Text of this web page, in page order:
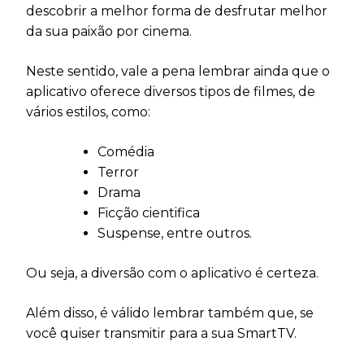
descobrir a melhor forma de desfrutar melhor
da sua paixão por cinema.
Neste sentido, vale a pena lembrar ainda que o
aplicativo oferece diversos tipos de filmes, de
vários estilos, como:
Comédia
Terror
Drama
Ficção cientifica
Suspense, entre outros.
Ou seja, a diversão com o aplicativo é certeza.
Além disso, é válido lembrar também que, se
você quiser transmitir para a sua SmartTV.